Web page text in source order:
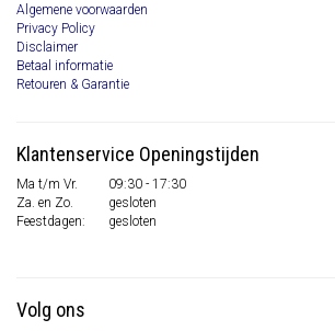
Algemene voorwaarden
Privacy Policy
Disclaimer
Betaal informatie
Retouren & Garantie
Klantenservice Openingstijden
Ma t/m Vr.
09:30 - 17:30
Za. en Zo.
gesloten
Feestdagen:
gesloten
Volg ons